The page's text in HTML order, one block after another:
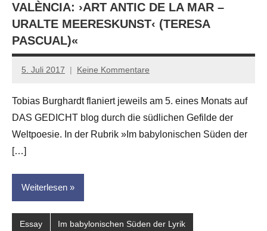
VALÈNCIA: ›ART ANTIC DE LA MAR –
URALTE MEERESKUNST‹ (TERESA
PASCUAL)«
5. Juli 2017
Anton
Leitner
Keine Kommentare
Tobias Burghardt flaniert jeweils am 5. eines Monats auf
DAS GEDICHT blog durch die südlichen Gefilde der
Weltpoesie. In der Rubrik »Im babylonischen Süden der
[…]
Weiterlesen
Essay Im babylonischen Süden der Lyrik